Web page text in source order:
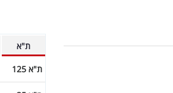
ת"א
ת"א 125